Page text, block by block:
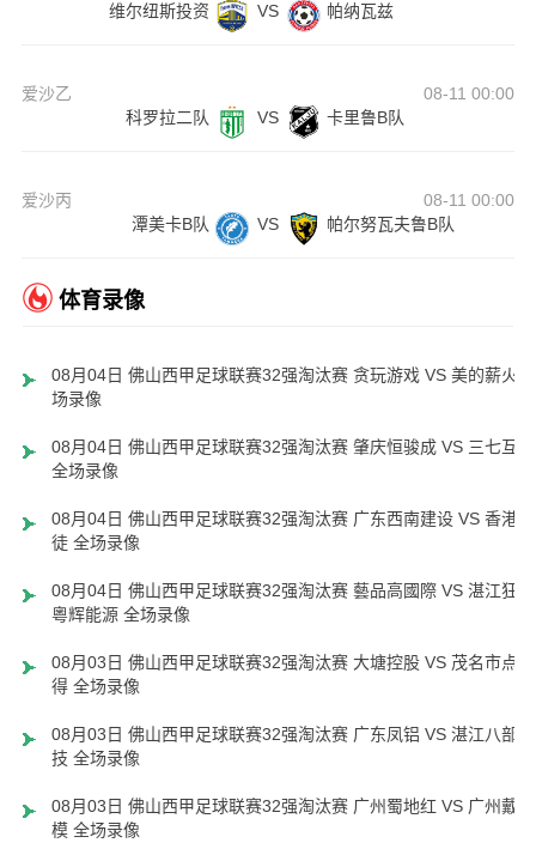
维尔纽斯投资
VS 帕纳瓦兹
爱沙乙
08-11 00:00
科罗拉二队
VS 卡里鲁B队
爱沙丙
08-11 00:00
潭美卡B队
VS 帕尔努瓦夫鲁B队
体育录像
08月04日 佛山西甲足球联赛32强淘汰赛 贪玩游戏 VS 美的薪火
场录像
08月04日 佛山西甲足球联赛32强淘汰赛 肇庆恒骏成 VS 三七互娱
全场录像
08月04日 佛山西甲足球联赛32强淘汰赛 广东西南建设 VS 香港圣
徒 全场录像
08月04日 佛山西甲足球联赛32强淘汰赛 藝品高國際 VS 湛江狂狼
粵辉能源 全场录像
08月03日 佛山西甲足球联赛32强淘汰赛 大塘控股 VS 茂名市点都
得 全场录像
08月03日 佛山西甲足球联赛32强淘汰赛 广东凤铝 VS 湛江八部科
技 全场录像
08月03日 佛山西甲足球联赛32强淘汰赛 广州蜀地红 VS 广州戴拿
模 全场录像